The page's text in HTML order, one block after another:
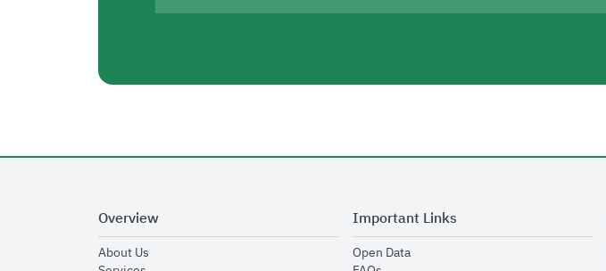
Overview
About Usopens in new window
Important Links
Open Dataopens in new window